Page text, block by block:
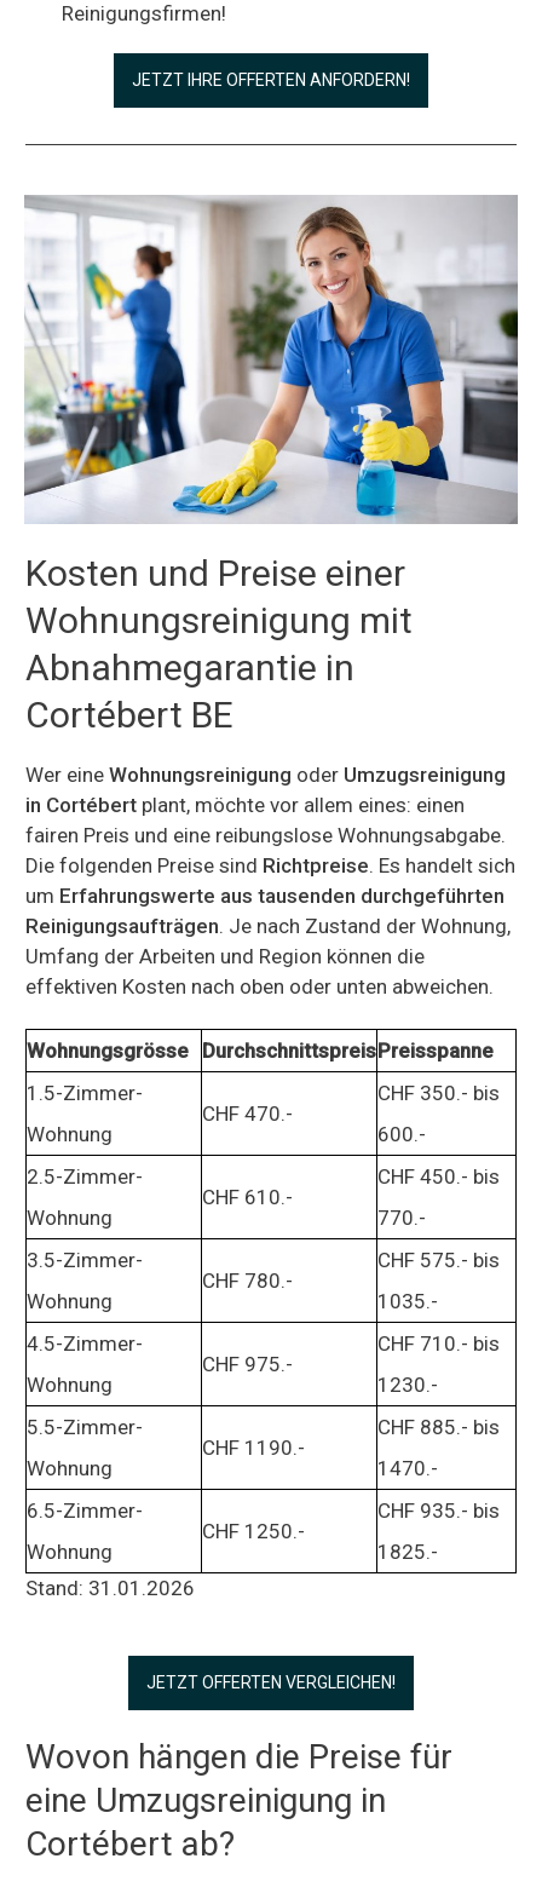
Reinigungsfirmen!
JETZT IHRE OFFERTEN ANFORDERN!
Kosten und Preise einer
Wohnungsreinigung mit
Abnahmegarantie in
Cortébert BE
Wer eine Wohnungsreinigung oder Umzugsreinigung
in Cortébert plant, möchte vor allem eines: einen
fairen Preis und eine reibungslose Wohnungsabgabe.
Die folgenden Preise sind Richtpreise. Es handelt sich
um Erfahrungswerte aus tausenden durchgeführten
Reinigungsaufträgen. Je nach Zustand der Wohnung,
Umfang der Arbeiten und Region können die
effektiven Kosten nach oben oder unten abweichen.
Wohnungsgrösse DurchschnittspreisPreisspanne
1.5-Zimmer-
Wohnung
CHF 470.-
CHF 350.- bis
600.-
2.5-Zimmer-
Wohnung
CHF 610.-
CHF 450.- bis
770.-
3.5-Zimmer-
Wohnung
CHF 780.-
CHF 575.- bis
1035.-
4.5-Zimmer-
Wohnung
CHF 975.-
CHF 710.- bis
1230.-
5.5-Zimmer-
Wohnung
CHF 1190.-
CHF 885.- bis
1470.-
6.5-Zimmer-
Wohnung
CHF 1250.-
CHF 935.- bis
1825.-
Stand: 31.01.2026
JETZT OFFERTEN VERGLEICHEN!
Wovon hängen die Preise für
eine Umzugsreinigung in
Cortébert ab?